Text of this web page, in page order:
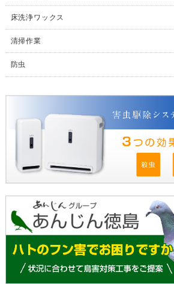
床洗浄ワックス
清掃作業
防虫